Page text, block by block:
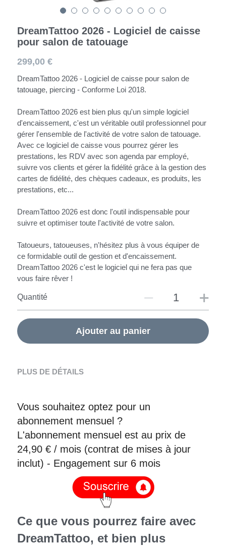
DreamTattoo 2026 - Logiciel de caisse
pour salon de tatouage
299,00 €
DreamTattoo 2026 - Logiciel de caisse pour salon de
tatouage, piercing - Conforme Loi 2018.
DreamTattoo 2026 est bien plus qu'un simple logiciel
d'encaissement, c'est un véritable outil professionnel pour
gérer l'ensemble de l'activité de votre salon de tatouage.
Avec ce logiciel de caisse vous pourrez gérer les
prestations, les RDV avec son agenda par employé,
suivre vos clients et gérer la fidélité grâce à la gestion des
cartes de fidélité, des chèques cadeaux, es produits, les
prestations, etc...
DreamTattoo 2026 est donc l'outil indispensable pour
suivre et optimiser toute l'activité de votre salon.
Tatoueurs, tatoueuses, n'hésitez plus à vous équiper de
ce formidable outil de gestion et d'encaissement.
DreamTattoo 2026 c'est le logiciel qui ne fera pas que
vous faire rêver !
Quantité
Ajouter au panier
PLUS DE DÉTAILS
Vous souhaitez optez pour un
abonnement mensuel ?
L'abonnement mensuel est au prix de
24,90 € / mois (contrat de mises à jour
inclut) - Engagement sur 6 mois
Ce que vous pourrez faire avec
DreamTattoo, et bien plus